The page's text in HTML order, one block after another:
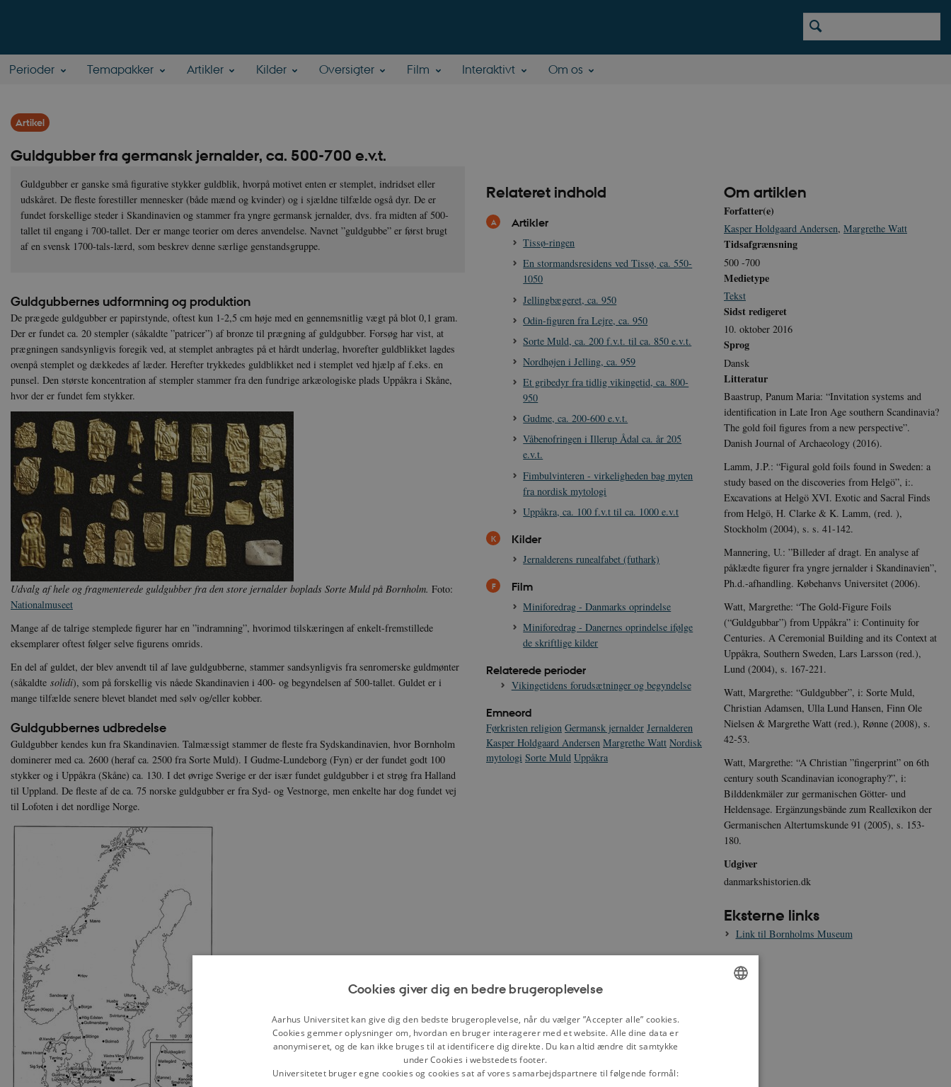
Perioder Temapakker Artikler Kilder Oversigter Film Interaktivt Om os
Artikel
Guldgubber fra germansk jernalder, ca. 500-700 e.v.t.
Guldgubber er ganske små figurative stykker guldblik, hvorpå motivet enten er stemplet, indridset eller
udskåret. De fleste forestiller mennesker (både mænd og kvinder) og i sjældne tilfælde også dyr. De er
fundet forskellige steder i Skandinavien og stammer fra yngre germansk jernalder, dvs. fra midten af 500-
tallet til engang i 700-tallet. Der er mange teorier om deres anvendelse. Navnet ”guldgubbe” er først brugt
af en svensk 1700-tals-lærd, som beskrev denne særlige genstandsgruppe.
Guldgubbernes udformning og produktion
De prægede guldgubber er papirstynde, oftest kun 1-2,5 cm høje med en gennemsnitlig vægt på blot 0,1 gram.
Der er fundet ca. 20 stempler (såkaldte ”patricer”) af bronze til prægning af guldgubber. Forsøg har vist, at
prægningen sandsynligvis foregik ved, at stemplet anbragtes på et hårdt underlag, hvorefter guldblikket lagdes
ovenpå stemplet og dækkedes af læder. Herefter trykkedes guldblikket ned i stemplet ved hjælp af f.eks. en
punsel. Den største koncentration af stempler stammer fra den fundrige arkæologiske plads Uppåkra i Skåne,
hvor der er fundet fem stykker.
Udvalg af hele og fragmenterede guldgubber fra den store jernalder boplads Sorte Muld på Bornholm. Foto:
Nationalmuseet
Mange af de talrige stemplede figurer har en ”indramning”, hvorimod tilskæringen af enkelt-fremstillede
eksemplarer oftest følger selve figurens omrids.
En del af guldet, der blev anvendt til af lave guldgubberne, stammer sandsynligvis fra senromerske guldmønter
(såkaldte solidi), som på forskellig vis nåede Skandinavien i 400- og begyndelsen af 500-tallet. Guldet er i
mange tilfælde senere blevet blandet med sølv og/eller kobber.
Guldgubbernes udbredelse
Guldgubber kendes kun fra Skandinavien. Talmæssigt stammer de fleste fra Sydskandinavien, hvor Bornholm
dominerer med ca. 2600 (heraf ca. 2500 fra Sorte Muld). I Gudme-Lundeborg (Fyn) er der fundet godt 100
stykker og i Uppåkra (Skåne) ca. 130. I det øvrige Sverige er der især fundet guldgubber i et strøg fra Halland
til Uppland. De fleste af de ca. 75 norske guldgubber er fra Syd- og Vestnorge, men enkelte har dog fundet vej
til Lofoten i det nordlige Norge.
Relateret indhold
Artikler
Tissø-ringen
En stormandsresidens ved Tissø, ca. 550-
1050
Jellingbægeret, ca. 950
Odin-figuren fra Lejre, ca. 950
Sorte Muld, ca. 200 f.v.t. til ca. 850 e.v.t.
Nordhøjen i Jelling, ca. 959
Et gribedyr fra tidlig vikingetid, ca. 800-
950
Gudme, ca. 200-600 e.v.t.
Våbenofringen i Illerup Ådal ca. år 205
e.v.t.
Fimbulvinteren - virkeligheden bag myten
fra nordisk mytologi
Uppåkra, ca. 100 f.v.t til ca. 1000 e.v.t
Kilder
Jernalderens runealfabet (futhark)
Film
Miniforedrag - Danmarks oprindelse
Miniforedrag - Danernes oprindelse ifølge
de skriftlige kilder
Relaterede perioder
Vikingetidens forudsætninger og begyndelse
Emneord
Førkristen religion Germansk jernalder Jernalderen
Kasper Holdgaard Andersen Margrethe Watt Nordisk
mytologi Sorte Muld Uppåkra
Om artiklen
Forfatter(e)
Kasper Holdgaard Andersen, Margrethe Watt
Tidsafgrænsning
500 -700
Medietype
Tekst
Sidst redigeret
10. oktober 2016
Sprog
Dansk
Litteratur
Baastrup, Panum Maria: “Invitation systems and
identification in Late Iron Age southern Scandinavia?
The gold foil figures from a new perspective”.
Danish Journal of Archaeology (2016).
Lamm, J.P.: “Figural gold foils found in Sweden: a
study based on the discoveries from Helgö”, i:.
Excavations at Helgö XVI. Exotic and Sacral Finds
from Helgö, H. Clarke & K. Lamm, (red. ),
Stockholm (2004), s. s. 41-142.
Mannering, U.: ”Billeder af dragt. En analyse af
påklædte figurer fra yngre jernalder i Skandinavien”,
Ph.d.-afhandling. Købehanvs Universitet (2006).
Watt, Margrethe: “The Gold-Figure Foils
(“Guldgubbar”) from Uppåkra” i: Continuity for
Centuries. A Ceremonial Building and its Context at
Uppåkra, Southern Sweden, Lars Larsson (red.),
Lund (2004), s. 167-221.
Watt, Margrethe: “Guldgubber”, i: Sorte Muld,
Christian Adamsen, Ulla Lund Hansen, Finn Ole
Nielsen & Margrethe Watt (red.), Rønne (2008), s.
42-53.
Watt, Margrethe: “A Christian ”fingerprint” on 6th
century south Scandinavian iconography?”, i:
Bilddenkmäler zur germanischen Götter- und
Heldensage. Ergänzungsbände zum Reallexikon der
Germanischen Altertumskunde 91 (2005), s. 153-
180.
Udgiver
danmarkshistorien.dk
Eksterne links
Link til Bornholms Museum
Cookies giver dig en bedre brugeroplevelse
Aarhus Universitet kan give dig den bedste brugeroplevelse, når du vælger ”Accepter alle” cookies.
Cookies gemmer oplysninger om, hvordan en bruger interagerer med et website. Alle dine data er
anonymiseret, og de kan ikke bruges til at identificere dig direkte. Du kan altid ændre dit samtykke
under Cookies i webstedets footer.
Universitetet bruger egne cookies og cookies sat af vores samarbejdspartnere til følgende formål: